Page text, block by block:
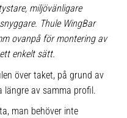
miljövänligare
Thule WingBar
ovanpå för montering av
enkelt sätt.
över taket, på grund av
längre av samma profil.
man behöver inte